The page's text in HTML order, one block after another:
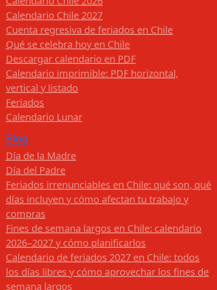
Calendario Chile 2027
Cuenta regresiva de feriados en Chile
Qué se celebra hoy en Chile
Descargar calendario en PDF
Calendario imprimible: PDF horizontal,
vertical y listado
Feriados
Calendario Lunar
Blog
Día de la Madre
Día del Padre
Feriados irrenunciables en Chile: qué son, qué
días incluyen y cómo afectan tu trabajo y
compras
Fines de semana largos en Chile: calendario
2026–2027 y cómo planificarlos
Calendario de feriados 2027 en Chile: todos
los días libres y cómo aprovechar los fines de
semana largos